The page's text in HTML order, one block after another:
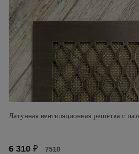
Латунная вентиляционная решётка с
6 310 ₽ 7510